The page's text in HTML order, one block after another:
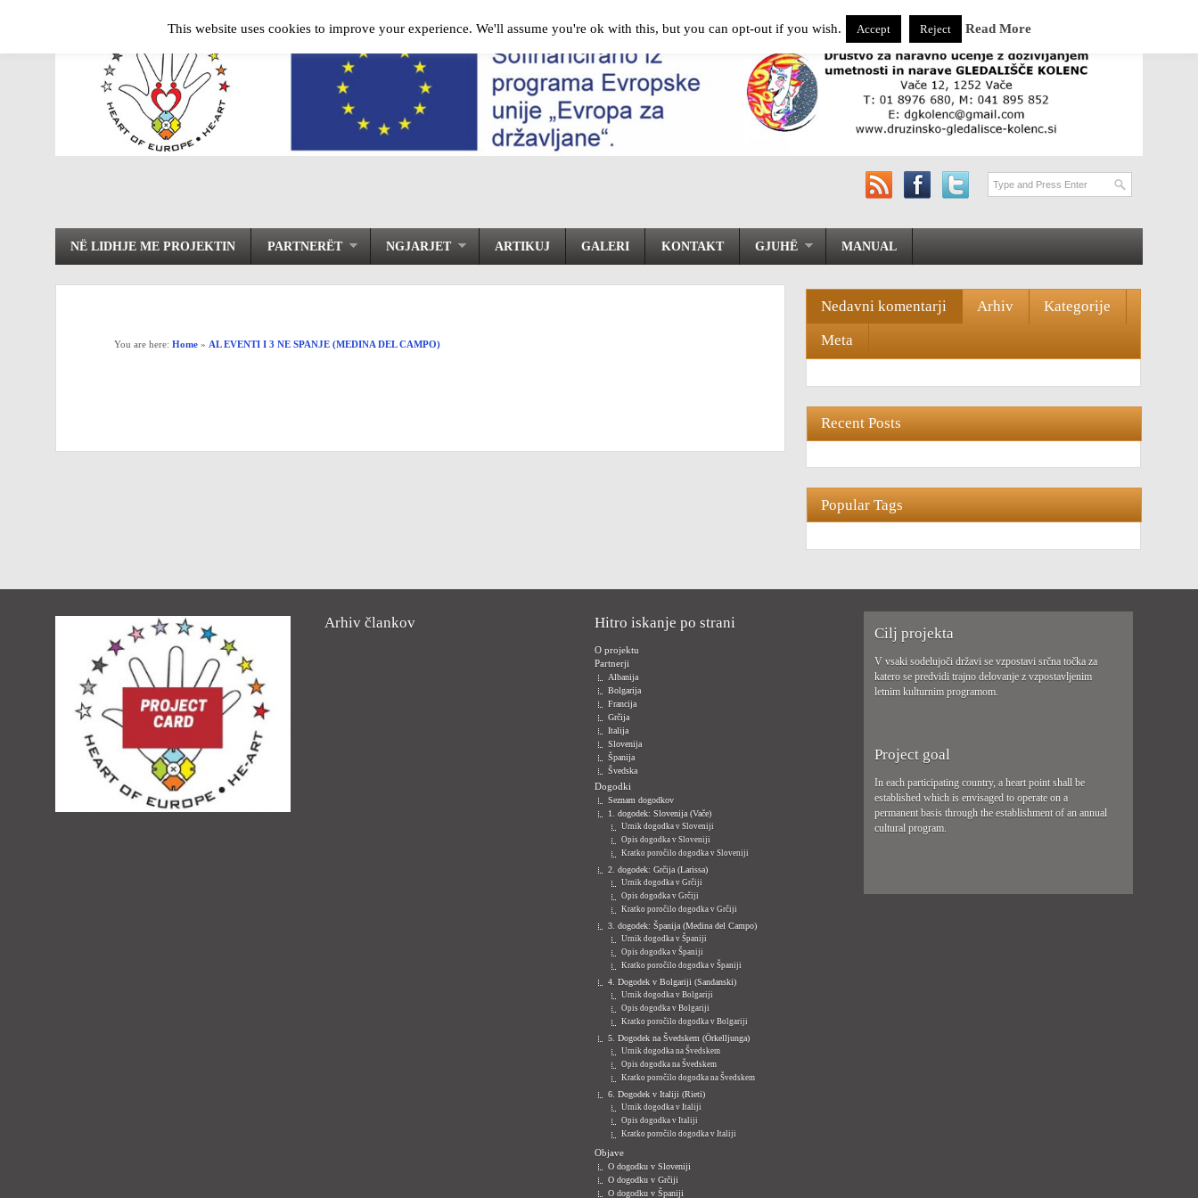
NË LIDHJE ME PROJEKTIN PARTNERËT NGJARJET ARTIKUJ GALERI KONTAKT GJUHË MANUAL
You are here:Home » AL EVENTI I 3 NE SPANJE (MEDINA DEL CAMPO)
Nedavni komentarji Arhiv Kategorije
Meta
Recent Posts
Popular Tags
Arhiv člankov Hitro iskanje po strani
O projektu
Partnerji
Albanija
Bolgarija
Francija
Grčija
Italija
Slovenija
Španija
Švedska
Dogodki
Seznam dogodkov
1. dogodek: Slovenija (Vače)
Urnik dogodka v Sloveniji
Opis dogodka v Sloveniji
Kratko poročilo dogodka v Sloveniji
2. dogodek: Grčija (Larissa)
Urnik dogodka v Grčiji
Opis dogodka v Grčiji
Kratko poročilo dogodka v Grčiji
3. dogodek: Španija (Medina del Campo)
Urnik dogodka v Španiji
Opis dogodka v Španiji
Kratko poročilo dogodka v Španiji
4. Dogodek v Bolgariji (Sandanski)
Urnik dogodka v Bolgariji
Opis dogodka v Bolgariji
Kratko poročilo dogodka v Bolgariji
5. Dogodek na Švedskem (Örkelljunga)
Urnik dogodka na Švedskem
Opis dogodka na Švedskem
Kratko poročilo dogodka na Švedskem
6. Dogodek v Italiji (Rieti)
Urnik dogodka v Italiji
Opis dogodka v Italiji
Kratko poročilo dogodka v Italiji
Objave
O dogodku v Sloveniji
O dogodku v Grčiji
O dogodku v Španiji
Cilj projekta
V vsaki sodelujoči državi se vzpostavi srčna točka za
katero se predvidi trajno delovanje z vzpostavljenim
letnim kulturnim programom.
Project goal
In each participating country, a heart point shall be
established which is envisaged to operate on a
permanent basis through the establishment of an annual
cultural program.
This website uses cookies to improve your experience. We'll assume you're ok with this, but you can opt-out if you wish. Accept Reject Read More